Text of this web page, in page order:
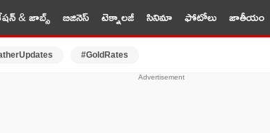
& జాబ్స్ బిజినెస్ టెక్నాలజీ సినిమా ఫోటోలు జాతీయం
#GoldRates